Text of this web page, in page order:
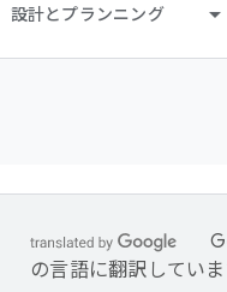
設計とプランニング
の言語に翻訳してい